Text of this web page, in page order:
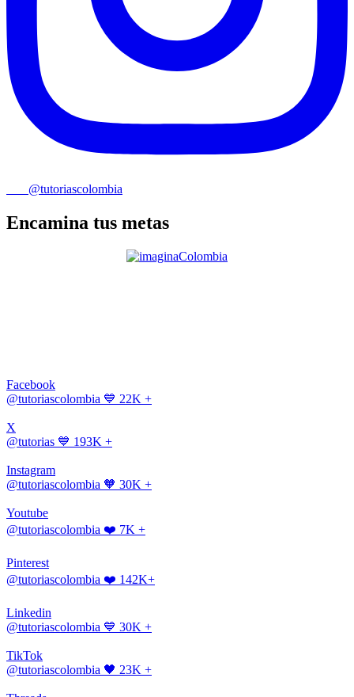
@tutoriascolombia
Encamina tus metas
Facebook
@tutoriascolombia 💙 22K +
X
@tutorias 💙 193K +
Instagram
@tutoriascolombia 🧡 30K +
Youtube
@tutoriascolombia ❤️ 7K +
Pinterest
@tutoriascolombia ❤️ 142K+
Linkedin
@tutoriascolombia 💙 30K +
TikTok
@tutoriascolombia 🖤 23K +